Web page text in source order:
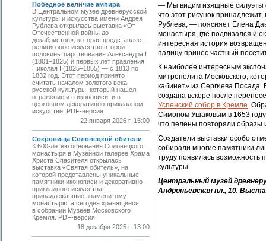
Победное величие ампира
В Центральном музее древнерусской
культуры и искусства имени Андрея
Рублева открылась выставка «От
Отечественной войны до
декабристов», которая представляет
религиозное искусство второй
половины царствования Александра I
(1801–1825) и первых лет правления
Николая I (1825–1855) — с 1813 по
1832 год. Этот период принято
считать началом золотого века
русской культуры, который нашел
отражение и в иконописи, и в
церковном декоративно-прикладном
искусстве. PDF-версия.
22 января 2026 г. 15:00
Сокровища Соловецкой обители
К 600-летию основания Соловецкого
монастыря в Музейной галерее Храма
Христа Спасителя открылась
выставка «Святая обитель», на
которой представлены уникальные
памятники иконописи и декоративно-
прикладного искусства,
принадлежавшие знаменитому
монастырю, а сегодня хранящиеся
в собрании Музеев Московского
Кремля. PDF-версия.
18 декабря 2025 г. 13:00
— Мы видим изящные силуэты
что этот рисунок
Рублева, — поясняет Елена
монастыря, где подвизался и
интересная история
палицу принес частный
К наиболее интересным
митрополита Московского,
кабинет» из Сергиева Посада.
создана вскоре после
Успенский собор в Кремле.
Симоном Ушаковым в 1653
что пелены повторяли образы
Создатели выставки особо
собирали многие памятники
труду появилась возможность
культуры.
Центральный музей
Андроньевская пл., 10.